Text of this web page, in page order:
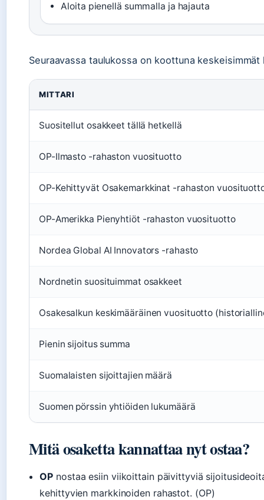
Aloita pienellä summalla ja hajauta
Seuraavassa taulukossa on koottuna
MITTARI
Suositellut osakkeet tällä hetkellä
OP-Ilmasto -rahaston vuosituotto
OP-Kehittyvät Osakemarkkinat -rahaston
OP-Amerikka Pienyhtiöt -rahaston vuosituotto
Nordea Global AI Innovators -rahasto
Nordnetin suosituimmat osakkeet
Osakesalkun keskimääräinen vuosituotto
Pienin sijoitus summa
Suomalaisten sijoittajien määrä
Suomen pörssin yhtiöiden lukumäärä
Mitä osaketta kannattaa nyt ostaa?
OP nostaa esiin viikoittain päivittyviä
kehittyvien markkinoiden rahastot. (OP)